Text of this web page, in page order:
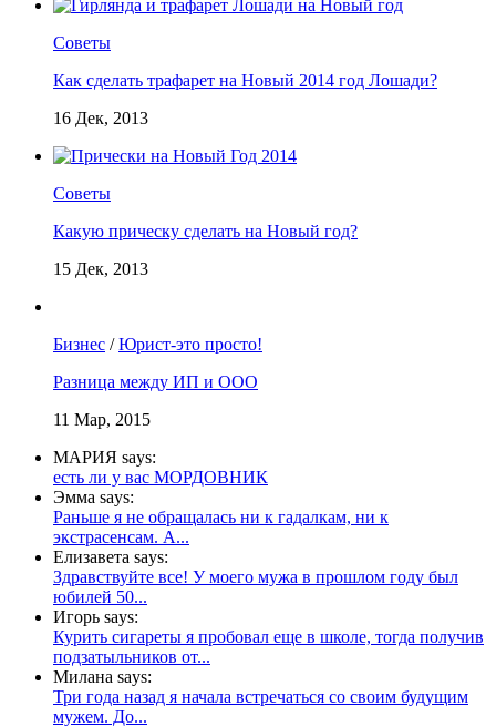
Советы
Как сделать трафарет на Новый 2014 год Лошади?
16 Дек, 2013
Советы
Какую прическу сделать на Новый год?
15 Дек, 2013
Бизнес /Юрист-это просто!
Разница между ИП и ООО
11 Мар, 2015
МАРИЯ says:
есть ли у вас МОРДОВНИК
Эмма says:
Раньше я не обращалась ни к гадалкам, ни к
экстрасенсам. А...
Елизавета says:
Здравствуйте все! У моего мужа в прошлом году был
юбилей 50...
Игорь says:
Курить сигареты я пробовал еще в школе, тогда получив
подзатыльников от...
Милана says:
Три года назад я начала встречаться со своим будущим
мужем. До...